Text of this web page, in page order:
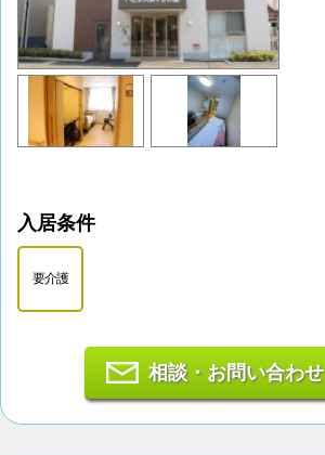
入居条件
要介護
相談・お問い合わせ